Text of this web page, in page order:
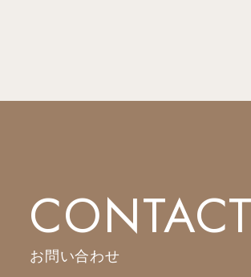
CONTACT
お問い合わせ